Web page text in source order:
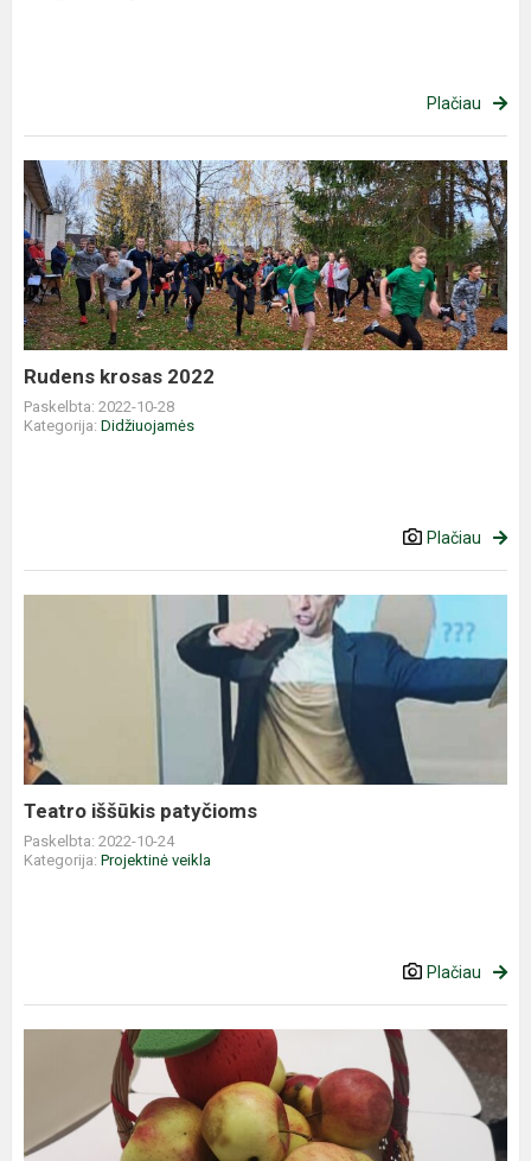
Plačiau
Rudens
krosas
2022
Rudens krosas 2022
Paskelbta: 2022-10-28
Kategorija: Didžiuojamės
Plačiau
Teatro iššūkis patyčioms
Paskelbta: 2022-10-24
Kategorija: Projektinė veikla
Plačiau